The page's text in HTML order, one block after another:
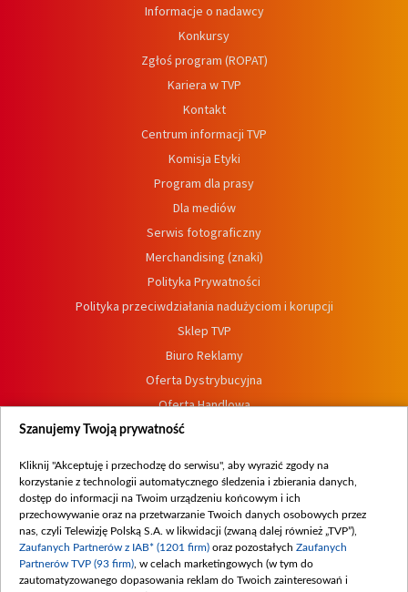
Informacje o nadawcy
Konkursy
Zgłoś program (ROPAT)
Kariera w TVP
Kontakt
Centrum informacji TVP
Komisja Etyki
Program dla prasy
Dla mediów
Serwis fotograficzny
Merchandising (znaki)
Polityka Prywatności
Polityka przeciwdziałania nadużyciom i korupcji
Sklep TVP
Biuro Reklamy
Oferta Dystrybucyjna
Oferta Handlowa
Dostępność
Procedura zgłoszeń wewnętrznych
Szanujemy Twoją prywatność
Kliknij "Akceptuję i przechodzę do serwisu", aby wyrazić zgody na
korzystanie z technologii automatycznego śledzenia i zbierania danych,
dostęp do informacji na Twoim urządzeniu końcowym i ich
przechowywanie oraz na przetwarzanie Twoich danych osobowych przez
nas, czyli Telewizję Polską S.A. w likwidacji (zwaną dalej również „TVP”),
Zaufanych Partnerów z IAB* (1201 firm) oraz pozostałych Zaufanych
Partnerów TVP (93 firm) , w celach marketingowych (w tym do
zautomatyzowanego dopasowania reklam do Twoich zainteresowań i